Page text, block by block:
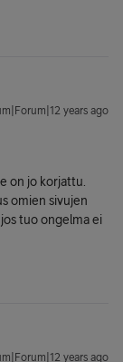
years ago
on jo korjattu.
omien sivujen
tuo ongelma ei
years ago